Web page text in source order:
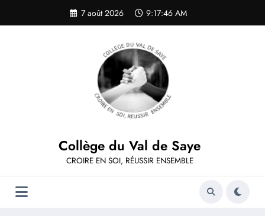
contenu
7 août 2026 9:17:46 AM
Collège du Val de Saye
CROIRE EN SOI, RÉUSSIR ENSEMBLE